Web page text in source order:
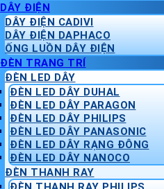
DÂY ĐIỆN
DÂY ĐIỆN CADIVI
DÂY ĐIỆN DAPHACO
ỐNG LUỒN DÂY ĐIỆN
ĐÈN TRANG TRÍ
ĐÈN LED DÂY
ĐÈN LED DÂY DUHAL
ĐÈN LED DÂY PARAGON
ĐÈN LED DÂY PHILIPS
ĐÈN LED DÂY PANASONIC
ĐÈN LED DÂY RẠNG ĐÔNG
ĐÈN LED DÂY NANOCO
ĐÈN THANH RAY